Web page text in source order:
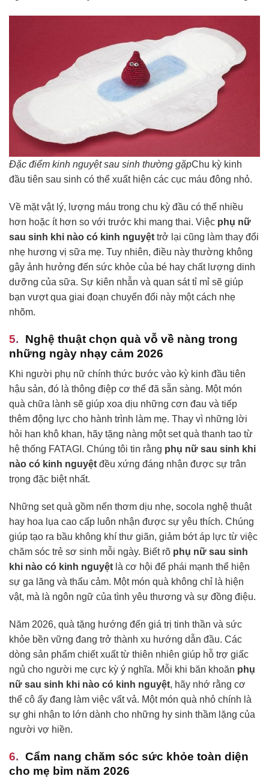
Đặc điểm kinh nguyệt sau sinh thường gặpChu kỳ kinh
đầu tiên sau sinh có thể xuất hiện các cục máu đông nhỏ.
Về mặt vật lý, lượng máu trong chu kỳ đầu có thể nhiều
hơn hoặc ít hơn so với trước khi mang thai. Việc phụ nữ
sau sinh khi nào có kinh nguyệt trở lại cũng làm thay đổi
nhẹ hương vị sữa mẹ. Tuy nhiên, điều này thường không
gây ảnh hưởng đến sức khỏe của bé hay chất lượng dinh
dưỡng của sữa. Sự kiên nhẫn và quan sát tỉ mỉ sẽ giúp
bạn vượt qua giai đoạn chuyển đổi này một cách nhẹ
nhõm.
Nghệ thuật chọn quà vỗ về nàng trong
những ngày nhạy cảm 2026
Khi người phụ nữ chính thức bước vào kỳ kinh đầu tiên
hậu sản, đó là thông điệp cơ thể đã sẵn sàng. Một món
quà chữa lành sẽ giúp xoa dịu những cơn đau và tiếp
thêm động lực cho hành trình làm mẹ. Thay vì những lời
hỏi han khô khan, hãy tặng nàng một set quà thanh tao từ
hệ thống FATAGI. Chúng tôi tin rằng phụ nữ sau sinh khi
nào có kinh nguyệt đều xứng đáng nhận được sự trân
trọng đặc biệt nhất.
Những set quà gồm nến thơm dịu nhẹ, socola nghệ thuật
hay hoa lụa cao cấp luôn nhận được sự yêu thích. Chúng
giúp tạo ra bầu không khí thư giãn, giảm bớt áp lực từ việc
chăm sóc trẻ sơ sinh mỗi ngày. Biết rõ phụ nữ sau sinh
khi nào có kinh nguyệt là cơ hội để phái mạnh thể hiện
sự ga lăng và thấu cảm. Một món quà không chỉ là hiện
vật, mà là ngôn ngữ của tình yêu thương và sự đồng điệu.
Năm 2026, quà tặng hướng đến giá trị tinh thần và sức
khỏe bền vững đang trở thành xu hướng dẫn đầu. Các
dòng sản phẩm chiết xuất từ thiên nhiên giúp hỗ trợ giấc
ngủ cho người mẹ cực kỳ ý nghĩa. Mỗi khi băn khoăn phụ
nữ sau sinh khi nào có kinh nguyệt, hãy nhớ rằng cơ
thể cô ấy đang làm việc vất vả. Một món quà nhỏ chính là
sự ghi nhận to lớn dành cho những hy sinh thầm lặng của
người vợ hiền.
Cẩm nang chăm sóc sức khỏe toàn diện
cho mẹ bỉm năm 2026